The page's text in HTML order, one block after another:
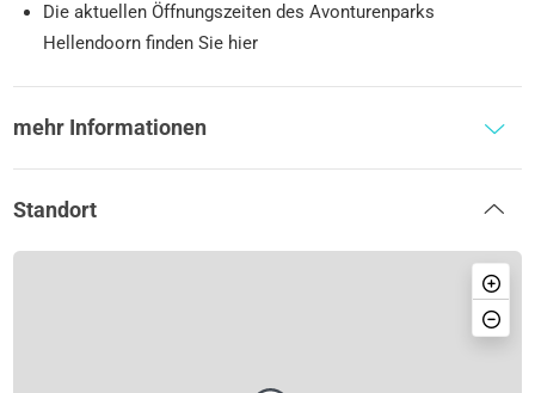
Die aktuellen Öffnungszeiten des Avonturenparks
Hellendoorn finden Sie hier
mehr Informationen
Standort